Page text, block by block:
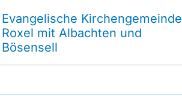
Evangelische Kirchengemeinde
Roxel mit Albachten und
Bösensell